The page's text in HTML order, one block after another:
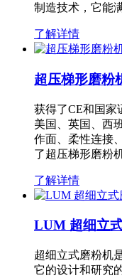
制造技术，它能
了解详情
超压梯形磨粉
获得了CE和国家
美国、英国、西
作面、柔性连接
了超压梯形磨粉
了解详情
LUM 超细立
超细立式磨粉机
它的设计和研究